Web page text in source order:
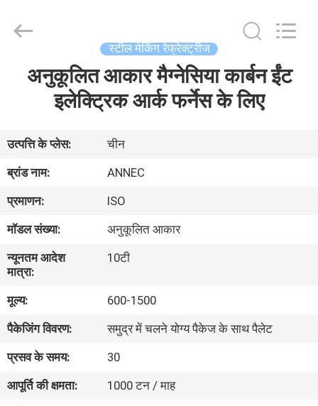
हमारे
बारे
कारखाने
दौरा
गुणवत्ता
नियंत्रण
Industrial
Reserved.
स्टील मेकिंग रेफ्रेक्ट्रीज
अनुकूलित आकार मैग्नेसिया कार्बन ईंट
इलेक्ट्रिक आर्क फर्नेस के लिए
उत्पत्ति के प्लेस:
चीन
ब्रांड नाम:
ANNEC
प्रमाणन:
ISO
मॉडल संख्या:
अनुकूलित आकार
न्यूनतम आदेश
मात्रा:
10टी
मूल्य:
600-1500
पैकेजिंग विवरण:
समुद्र में चलने योग्य पैकेज के साथ पैलेट
प्रसव के समय:
30
आपूर्ति की क्षमता:
1000 टन / माह